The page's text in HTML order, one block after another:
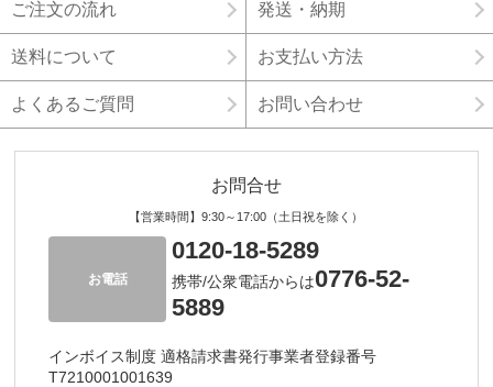
ご注文の流れ 発送・納期
送料について お支払い方法
よくあるご質問 お問い合わせ
お問合せ
【営業時間】9:30～17:00（土日祝を除く）
お電話
0120-18-5289
携帯/公衆電話からは0776-52-
5889
インボイス制度 適格請求書発行事業者登録番号
T7210001001639